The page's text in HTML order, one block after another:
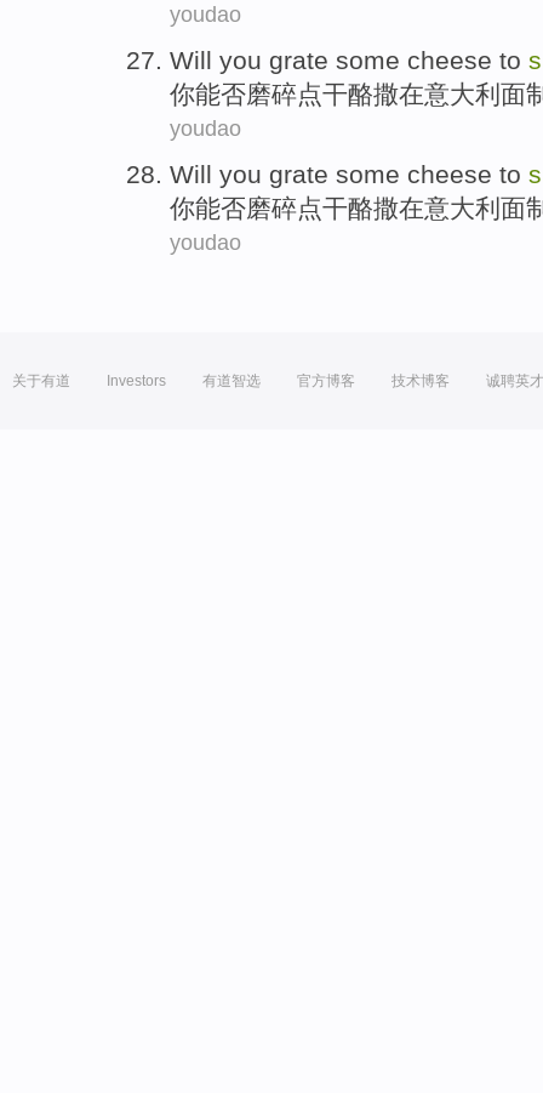
youdao
Will you grate some cheese to
你能否磨碎点干酪撒在意大利 面
youdao
Will you grate some cheese to
你能否磨碎点干酪撒在意大利面
youdao
关于有道 Investors 有道智选 官方博客 技术博客 诚聘英才